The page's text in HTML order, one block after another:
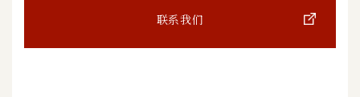
联系我们